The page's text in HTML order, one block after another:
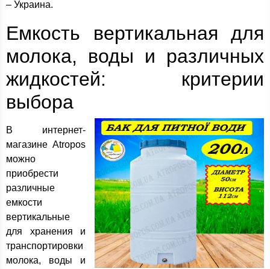
– Украина.
Емкость вертикальная для
молока, воды и различных
жидкостей: критерии
выбора
В интернет-
магазине Atropos
можно
приобрести
различные
емкости
вертикальные
для хранения и
транспортировки
молока, воды и